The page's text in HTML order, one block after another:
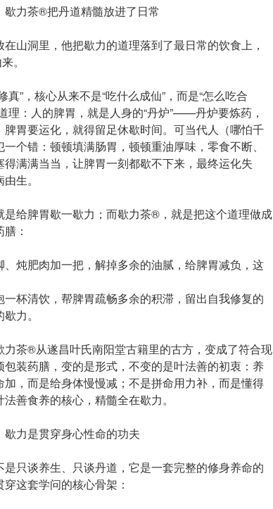
歇力茶®️把丹道精髓放进了日常
山洞里，他把歇力的道理落到了最日常的饮食上，
。
真”，核心从来不是“吃什么成仙”，而是“怎么吃合
理：人的脾胃，就是人身的“丹炉”——丹炉要炼药，
胃要运化，就得留足休歇时间。可当代人（哪怕千
个错：顿顿填满肠胃，顿顿重油厚味，零食不断、
满满当当，让脾胃一刻都歇不下来，最终运化失
生。
是给脾胃歇一歇力；而歇力茶®️，就是把这个道理做成
：
炖肥肉加一把，解掉多余的油腻，给脾胃减负，这
杯清饮，帮脾胃疏畅多余的积滞，留出自我修复的
力。
力茶®️从遂昌叶氏南阳堂古籍里的古方，变成了符合现
装药膳，变的是形式，不变的是叶法善的初衷：​养
，而是给身体慢慢减；不是拼命用力补，而是懂得
善食养的核心，精髓全在歇力。
力是贯穿身心性命的功夫
只谈养生、只谈丹道，它是一套完整的修身养命的
这套学问的核心骨架：